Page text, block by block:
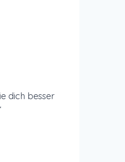
dich besser